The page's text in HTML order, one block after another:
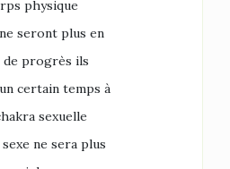
physique
seront plus en
de progrès ils
certain temps à
sexuelle
ne sera plus